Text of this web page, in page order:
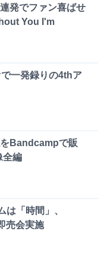
発でファン喜ばせ
You I'm
一発録りの4thア
Bandcampで販
全編
「時間」、
売会実施